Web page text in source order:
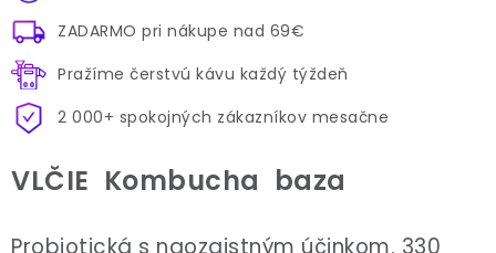
VLČIE Kombucha baza
Probiotická s naozajstným účinkom. 330
ZADARMO pri nákupe nad 69€
Pražíme čerstvú kávu každý týždeň
2 000+ spokojných zákazníkov mesačne